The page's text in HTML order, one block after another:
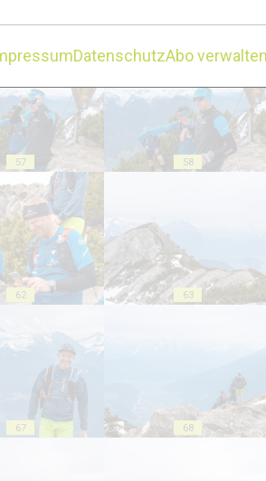
52 53
57 58
62 63
67 68
DatenschutzAbo verwalten